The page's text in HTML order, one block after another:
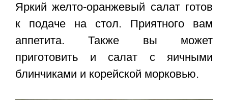
Яркий желто-оранжевый салат готов
к подаче на стол. Приятного вам
аппетита. Также вы может
приготовить и салат с яичными
блинчиками и корейской морковью.